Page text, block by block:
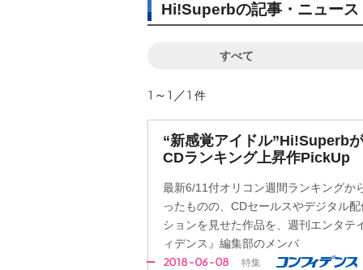
Hi!Superbの記事・ニュース
すべて
1～1／1 件
“新感覚アイドル”Hi!Superb
CDランキング上昇作PickUp
最新6/11付オリコン週間ランキングか
ったものの、CDセールスやデジタル
ションを見せた作品を、週刊エンタテ
ィデンス』編集部のメンバ
2018-06-08 特集